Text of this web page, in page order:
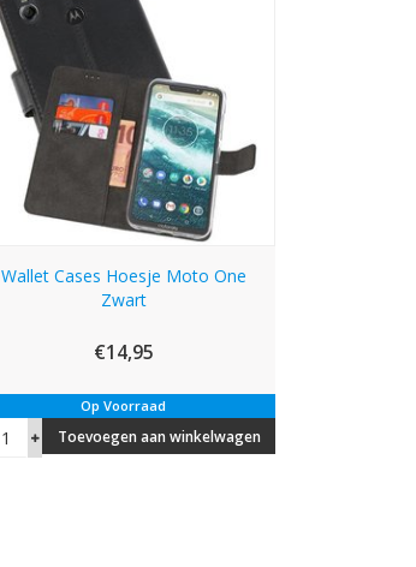
Wallet Cases Hoesje Moto One
Zwart
€14,95
Op Voorraad
Toevoegen aan winkelwagen